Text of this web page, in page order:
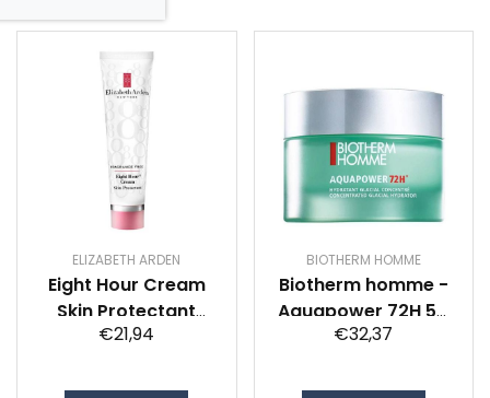
ELIZABETH ARDEN
Eight Hour Cream
Skin Protectant
Fragrance Free 50
€21,94
BIOTHERM HOMME
Biotherm homme -
Aquapower 72H 50
ml
€32,37